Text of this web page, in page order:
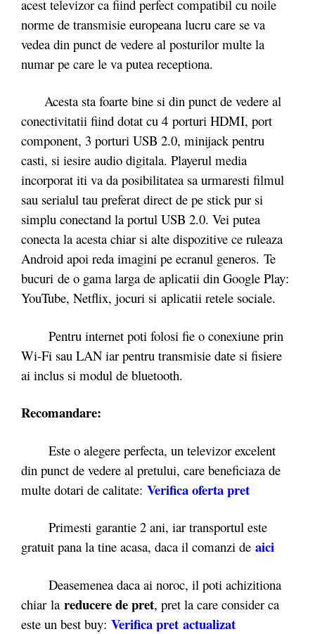
acest televizor ca fiind perfect compatibil cu noile
norme de transmisie europeana lucru care se va
vedea din punct de vedere al posturilor multe la
numar pe care le va putea receptiona.
Acesta sta foarte bine si din punct de vedere al
conectivitatii fiind dotat cu 4 porturi HDMI, port
component, 3 porturi USB 2.0, minijack pentru
casti, si iesire audio digitala. Playerul media
incorporat iti va da posibilitatea sa urmaresti filmul
sau serialul tau preferat direct de pe stick pur si
simplu conectand la portul USB 2.0. Vei putea
conecta la acesta chiar si alte dispozitive ce ruleaza
Android apoi reda imagini pe ecranul generos. Te
bucuri de o gama larga de aplicatii din Google Play:
YouTube, Netflix, jocuri si aplicatii retele sociale.
Pentru internet poti folosi fie o conexiune prin
Wi-Fi sau LAN iar pentru transmisie date si fisiere
ai inclus si modul de bluetooth.
Recomandare:
Este o alegere perfecta, un televizor excelent
din punct de vedere al pretului, care beneficiaza de
multe dotari de calitate: Verifica oferta pret
Primesti garantie 2 ani, iar transportul este
gratuit pana la tine acasa, daca il comanzi de aici
Deasemenea daca ai noroc, il poti achizitiona
chiar la reducere de pret, pret la care consider ca
este un best buy: Verifica pret actualizat